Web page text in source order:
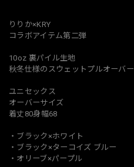
りりか×KRY
コラボアイテム第二弾
10oz 裏パイル生地
秋冬仕様のスウェットプルオーバー
ユニセックス
オーバーサイズ
着丈80身幅68
・ブラック×ホワイト
・ブラック×ターコイズ ブルー
・オリーブ×パープル